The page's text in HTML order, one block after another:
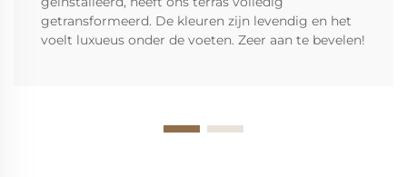
getransformeerd. De kleuren zijn levendig en het
voelt luxueus onder de voeten. Zeer aan te bevelen!